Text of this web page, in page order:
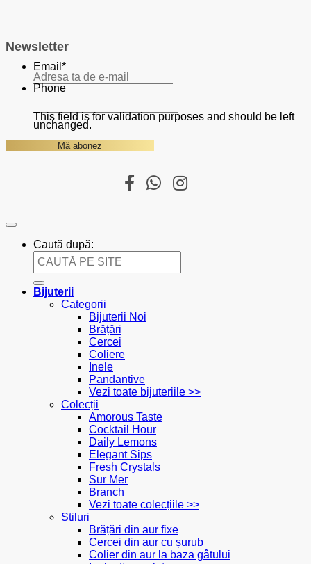
Newsletter
Email *
Phone
This field is for validation purposes and should be left
unchanged.
Caută după:
Bijuterii
Categorii
Bijuterii Noi
Brățări
Cercei
Coliere
Inele
Pandantive
Vezi toate bijuteriile >>
Colecții
Amorous Taste
Cocktail Hour
Daily Lemons
Elegant Sips
Fresh Crystals
Sur Mer
Branch
Vezi toate colecțiile >>
Stiluri
Brățări din aur fixe
Cercei din aur cu șurub
Colier din aur la baza gâtului